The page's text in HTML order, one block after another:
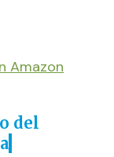
Amazon
del